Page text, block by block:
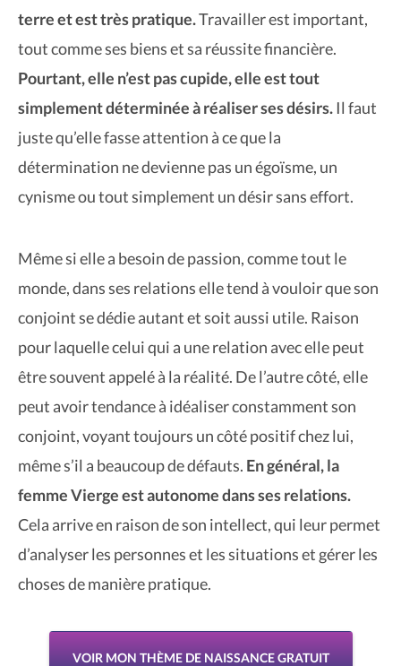
terre et est très pratique.Travailler est important,
tout comme ses biens et sa réussite financière.
Pourtant, elle n’est pas cupide, elle est tout
simplement déterminée à réaliser ses désirs. Il faut
juste qu’elle fasse attention à ce que la
détermination ne devienne pas un égoïsme, un
cynisme ou tout simplement un désir sans effort.
Même si elle a besoin de passion, comme tout le
monde, dans ses relations elle tend à vouloir que son
conjoint se dédie autant et soit aussi utile. Raison
pour laquelle celui qui a une relation avec elle peut
être souvent appelé à la réalité. De l’autre côté, elle
peut avoir tendance à idéaliser constamment son
conjoint, voyant toujours un côté positif chez lui,
même s’il a beaucoup de défauts. En général, la
femme Vierge est autonome dans ses relations.
Cela arrive en raison de son intellect, qui leur permet
d’analyser les personnes et les situations et gérer les
choses de manière pratique.
VOIR MON THÈME DE NAISSANCE GRATUIT